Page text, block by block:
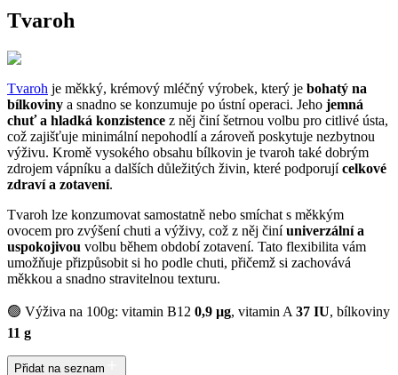
Tvaroh
Tvaroh je měkký, krémový mléčný výrobek, který je bohatý na
bílkoviny a snadno se konzumuje po ústní operaci. Jeho jemná
chuť a hladká konzistence z něj činí šetrnou volbu pro citlivé ústa,
což zajišťuje minimální nepohodlí a zároveň poskytuje nezbytnou
výživu. Kromě vysokého obsahu bílkovin je tvaroh také dobrým
zdrojem vápníku a dalších důležitých živin, které podporujícelkové
zdraví a zotavení.
Tvaroh lze konzumovat samostatně nebo smíchat s měkkým
ovocem pro zvýšení chuti a výživy, což z něj činíuniverzální a
uspokojivou volbu během období zotavení. Tato flexibilita vám
umožňuje přizpůsobit si ho podle chuti, přičemž si zachovává
měkkou a snadno stravitelnou texturu.
🟢 Výživa na 100g: vitamin B12 0,9 µg, vitamin A 37 IU, bílkoviny
11 g
Přidat na seznam